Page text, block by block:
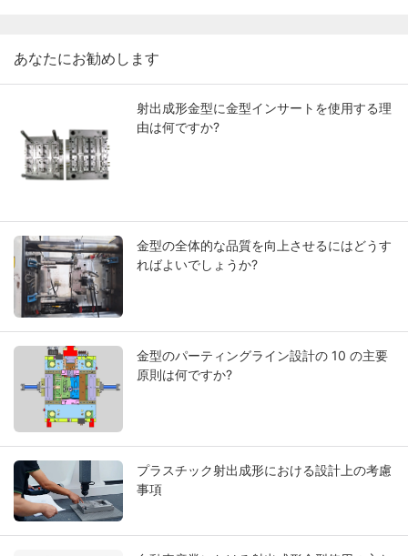
あなたにお勧めします
射出成形金型に金型インサートを使用する理
由は何ですか?
金型の全体的な品質を向上させるにはどうす
ればよいでしょうか?
金型のパーティングライン設計の 10 の主要
原則は何ですか?
プラスチック射出成形における設計上の考慮
事項